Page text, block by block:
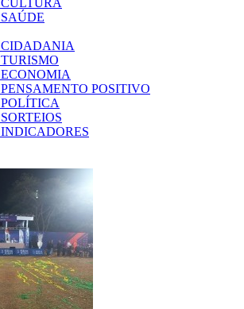
SAÚDE
CIDADANIA
TURISMO
ECONOMIA
PENSAMENTO POSITIVO
POLÍTICA
SORTEIOS
INDICADORES